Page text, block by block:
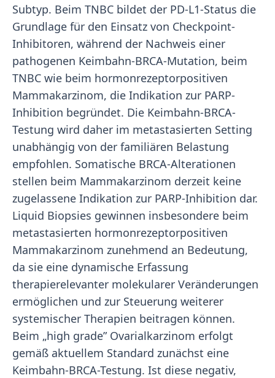
Subtyp. Beim TNBC bildet der PD-L1-Status die
Grundlage für den Einsatz von Checkpoint-
Inhibitoren, während der Nachweis einer
pathogenen Keimbahn-BRCA-Mutation, beim
TNBC wie beim hormonrezeptorpositiven
Mammakarzinom, die Indikation zur PARP-
Inhibition begründet. Die Keimbahn-BRCA-
Testung wird daher im metastasierten Setting
unabhängig von der familiären Belastung
empfohlen. Somatische BRCA-Alterationen
stellen beim Mammakarzinom derzeit keine
zugelassene Indikation zur PARP-Inhibition dar.
Liquid Biopsies gewinnen insbesondere beim
metastasierten hormonrezeptorpositiven
Mammakarzinom zunehmend an Bedeutung,
da sie eine dynamische Erfassung
therapierelevanter molekularer Veränderungen
ermöglichen und zur Steuerung weiterer
systemischer Therapien beitragen können.
Beim „high grade” Ovarialkarzinom erfolgt
gemäß aktuellem Standard zunächst eine
Keimbahn-BRCA-Testung. Ist diese negativ,